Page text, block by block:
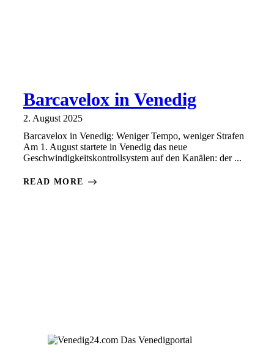
Barcavelox in Venedig
2. August 2025
Barcavelox in Venedig: Weniger Tempo, weniger Strafen
Am 1. August startete in Venedig das neue
Geschwindigkeitskontrollsystem auf den Kanälen: der ...
READ MORE